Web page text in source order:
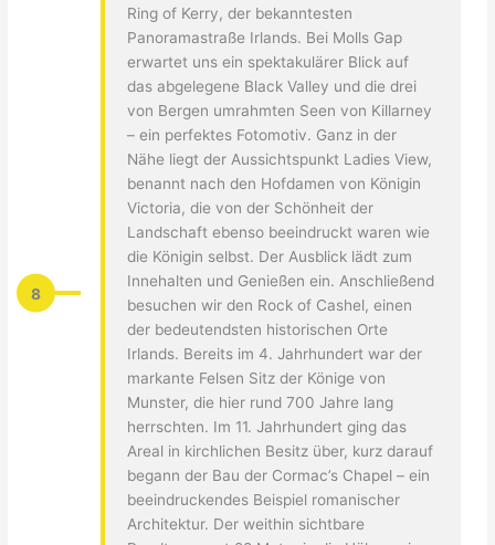
8
Ring of Kerry, der bekanntesten
Panoramastraße Irlands. Bei Molls Gap
erwartet uns ein spektakulärer Blick auf
das abgelegene Black Valley und die drei
von Bergen umrahmten Seen von Killarney
– ein perfektes Fotomotiv. Ganz in der
Nähe liegt der Aussichtspunkt Ladies View,
benannt nach den Hofdamen von Königin
Victoria, die von der Schönheit der
Landschaft ebenso beeindruckt waren wie
die Königin selbst. Der Ausblick lädt zum
Innehalten und Genießen ein. Anschließend
besuchen wir den Rock of Cashel, einen
der bedeutendsten historischen Orte
Irlands. Bereits im 4. Jahrhundert war der
markante Felsen Sitz der Könige von
Munster, die hier rund 700 Jahre lang
herrschten. Im 11. Jahrhundert ging das
Areal in kirchlichen Besitz über, kurz darauf
begann der Bau der Cormac’s Chapel – ein
beeindruckendes Beispiel romanischer
Architektur. Der weithin sichtbare